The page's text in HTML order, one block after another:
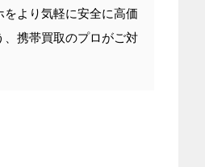
より気軽に安全に高価
、携帯買取のプロがご対